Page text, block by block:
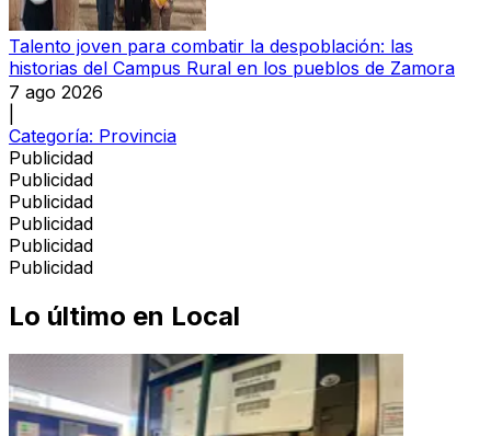
Talento joven para combatir la despoblación: las
historias del Campus Rural en los pueblos de Zamora
7 ago 2026
Categoría: Provincia
Publicidad
Publicidad
Publicidad
Publicidad
Publicidad
Publicidad
Lo último en Local